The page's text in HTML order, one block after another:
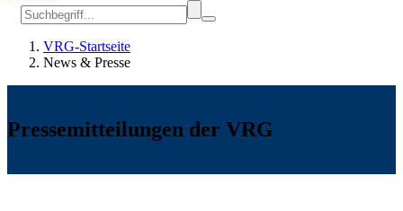
VRG-Startseite
News & Presse
Pressemitteilungen der VRG